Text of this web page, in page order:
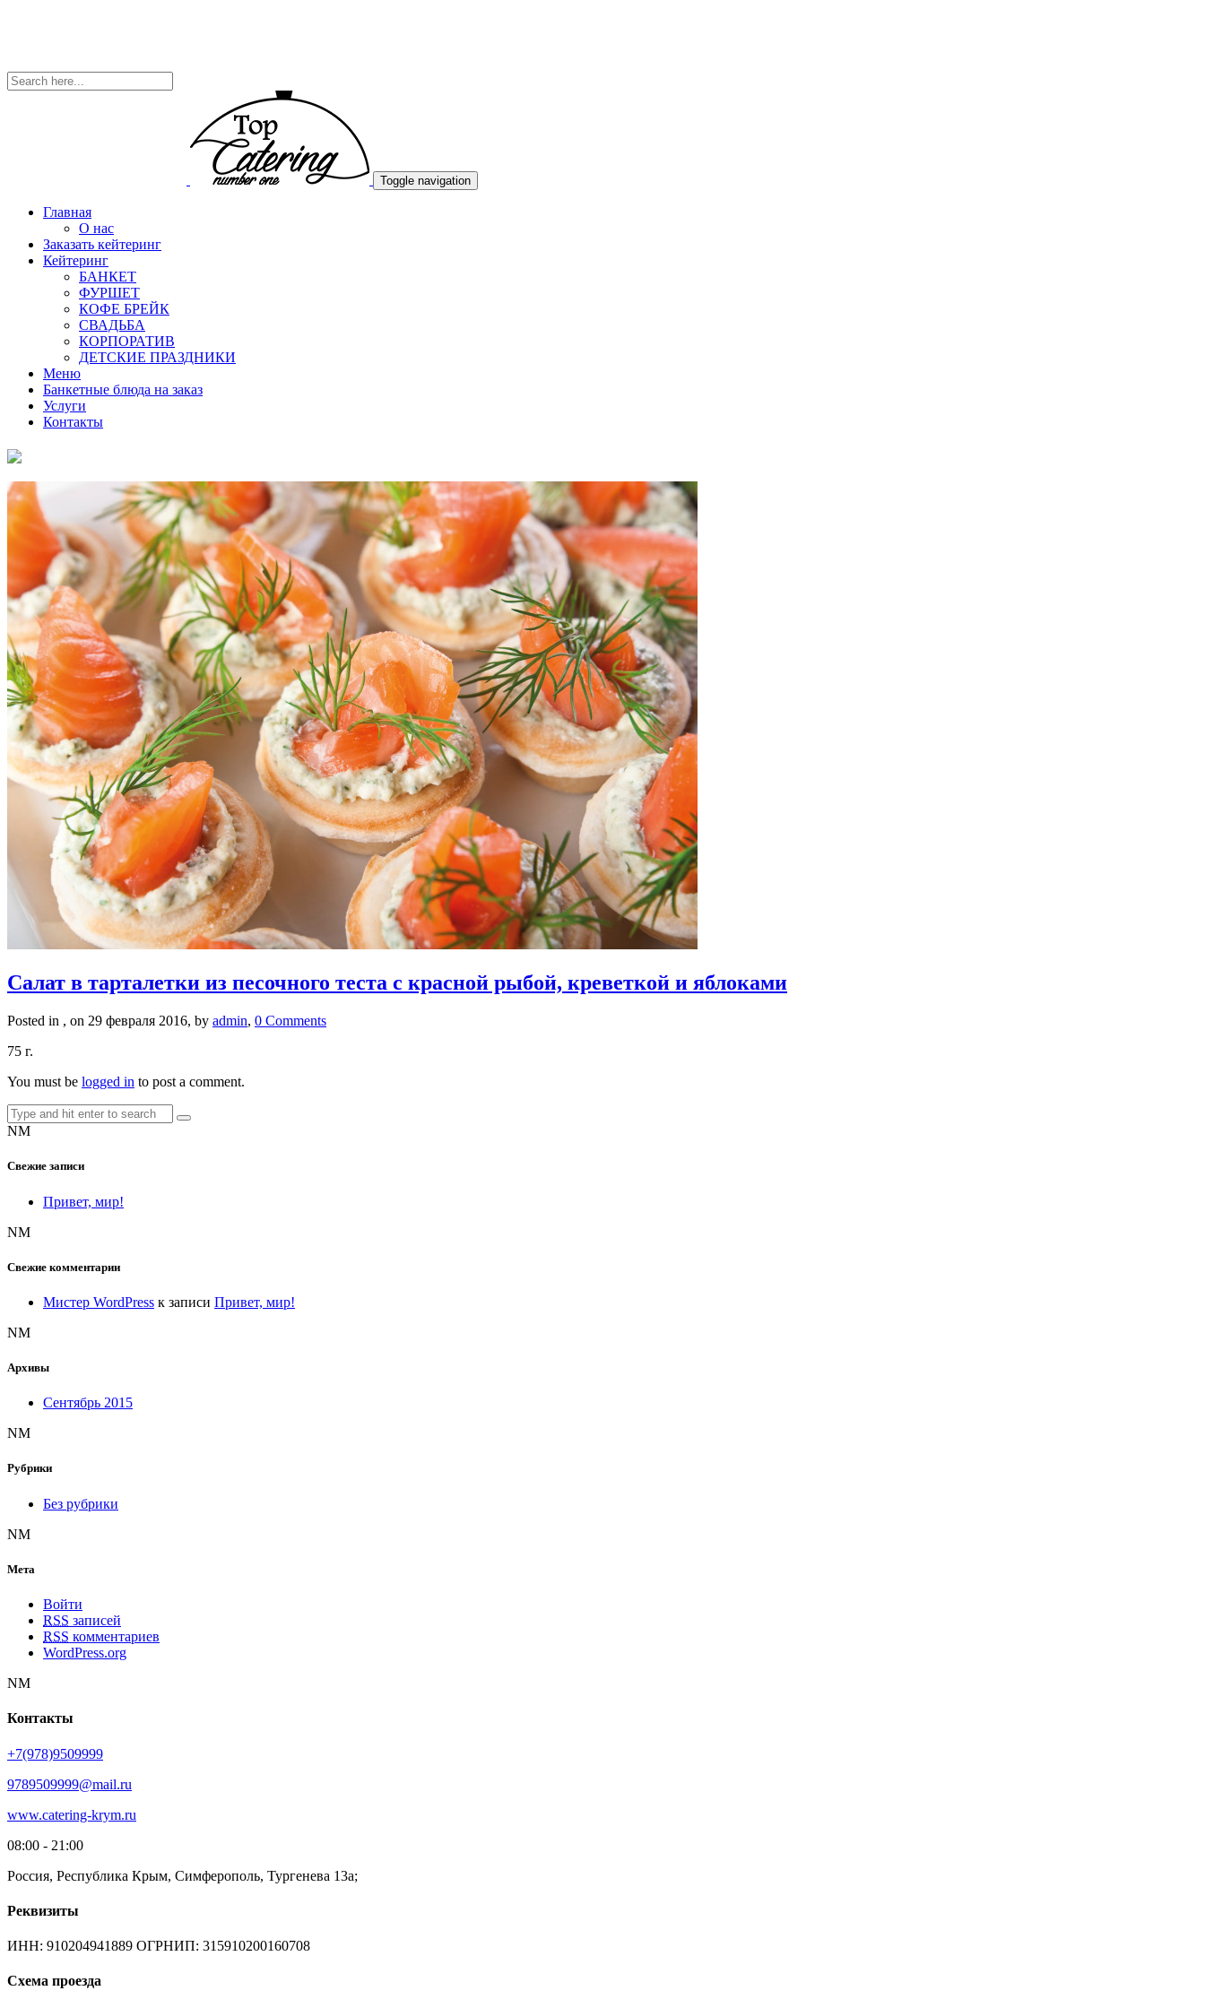
Toggle navigation
Главная
О нас
Заказать кейтеринг
Кейтеринг
БАНКЕТ
ФУРШЕТ
КОФЕ БРЕЙК
СВАДЬБА
КОРПОРАТИВ
ДЕТСКИЕ ПРАЗДНИКИ
Меню
Банкетные блюда на заказ
Услуги
Контакты
Салат в тарталетки из песочного теста с красной рыбой, креветкой и яблоками
Posted in , on 29 февраля 2016, by admin, 0 Comments
75 г.
You must be logged in to post a comment.
NM
Свежие записи
Привет, мир!
NM
Свежие комментарии
Мистер WordPress к записи Привет, мир!
NM
Архивы
Сентябрь 2015
NM
Рубрики
Без рубрики
NM
Мета
Войти
RSS записей
RSS комментариев
WordPress.org
NM
Контакты
+7(978)9509999
9789509999@mail.ru
www.catering-krym.ru
08:00 - 21:00
Россия, Республика Крым, Симферополь, Тургенева 13а;
Реквизиты
ИНН: 910204941889 ОГРНИП: 315910200160708
Схема проезда